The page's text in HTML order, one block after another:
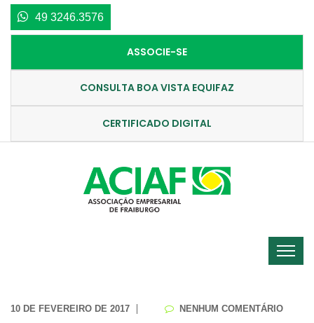
49 3246.3576
ASSOCIE-SE
CONSULTA BOA VISTA EQUIFAZ
CERTIFICADO DIGITAL
10 DE FEVEREIRO DE 2017 NENHUM COMENTÁRIO